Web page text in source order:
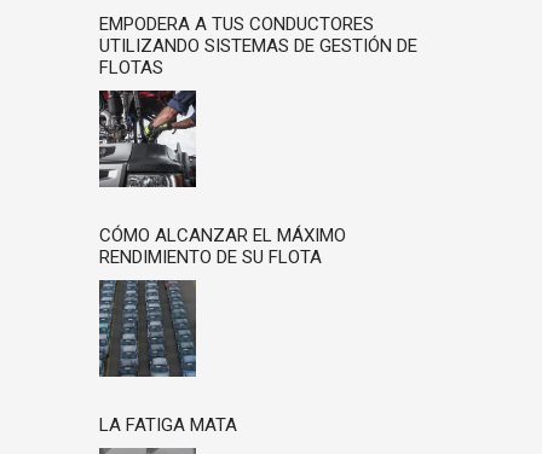
EMPODERA A TUS CONDUCTORES
UTILIZANDO SISTEMAS DE GESTIÓN DE
FLOTAS
CÓMO ALCANZAR EL MÁXIMO
RENDIMIENTO DE SU FLOTA
LA FATIGA MATA